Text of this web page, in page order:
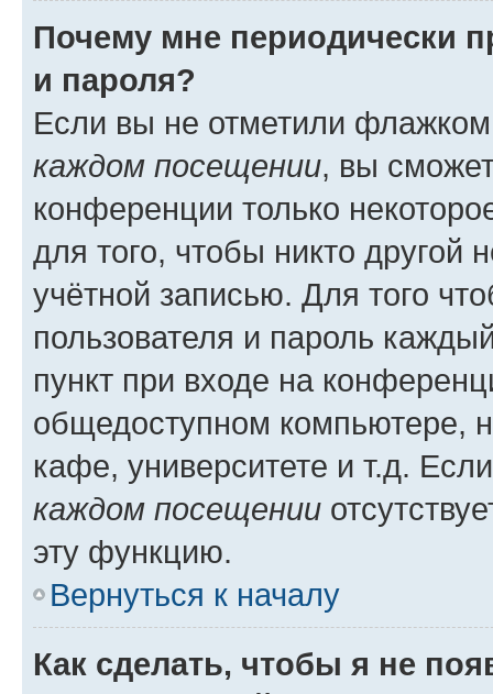
Почему мне периодически
и пароля?
Если вы не отметили
каждом посещении, вы
конференции только
для того, чтобы никто другой
учётной записью. Для того
пользователя и пароль
пункт при входе на
общедоступном компьютере,
кафе, университете и т.д.
каждом посещении
эту функцию.
Вернуться к началу
Как сделать, чтобы я не